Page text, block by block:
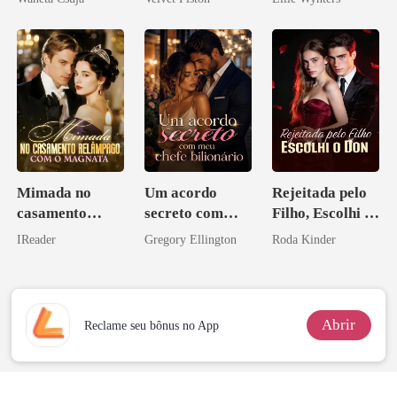
Mimada no
casamento
relâmpago com
IReader
Um acordo
secreto com
meu chefe
Gregory Ellington
Rejeitada pelo
Filho, Escolhi o
Don
Roda Kinder
Reclame seu bônus no App Abrir